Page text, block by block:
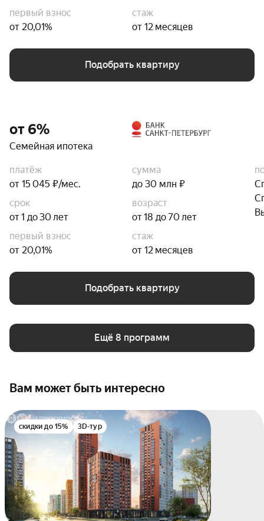
первый взнос
от 20,01%
стаж
от 12 месяцев
Подобрать квартиру
от 6%
Семейная ипотека
платёж
от 15 045 ₽/мес.
сумма
до 30 млн ₽
срок
от 1 до 30 лет
возраст
от 18 до 70 лет
первый взнос
от 20,01%
стаж
от 12 месяцев
Подобрать квартиру
Ещё 8 программ
Вам может быть интересно
скидки до 15% 3D-тур